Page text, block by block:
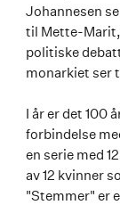
Johannesen
til Mette-
politiske
monarkiet ser
I år er det 100
forbindelse
en serie med
av 12 kvinner
"Stemmer" er